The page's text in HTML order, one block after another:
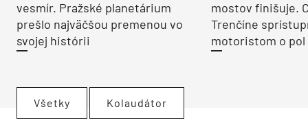
vesmír. Pražské planetárium
prešlo najväčšou premenou vo
svojej histórii
mostov finišuje.
Trenčíne
motoristom o pol
Všetky Kolaudátor